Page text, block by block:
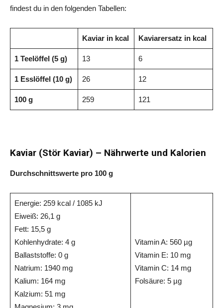
findest du in den folgenden Tabellen:
Kaviar in kcal Kaviarersatz in kcal
1 Teelöffel (5 g) 13 6
1 Esslöffel (10 g) 26 12
100 g 259 121
Kaviar (Stör Kaviar) – Nährwerte und Kalorien
Durchschnittswerte pro 100 g
Energie: 259 kcal / 1085 kJ
Eiweiß: 26,1 g
Fett: 15,5 g
Kohlenhydrate: 4 g
Ballaststoffe: 0 g
Natrium: 1940 mg
Kalium: 164 mg
Kalzium: 51 mg
Vitamin A: 560 µg
Vitamin E: 10 mg
Vitamin C: 14 mg
Folsäure: 5 µg